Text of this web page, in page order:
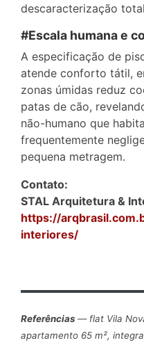
descaracterização
#Escala humana e
A especificação de
atende conforto tátil,
zonas úmidas reduz
patas de cão,
não-humano que
frequentemente
pequena metragem.
Contato:
STAL Arquitetura &
https://
interiores/
Referências — flat Vila
apartamento 65 m²,